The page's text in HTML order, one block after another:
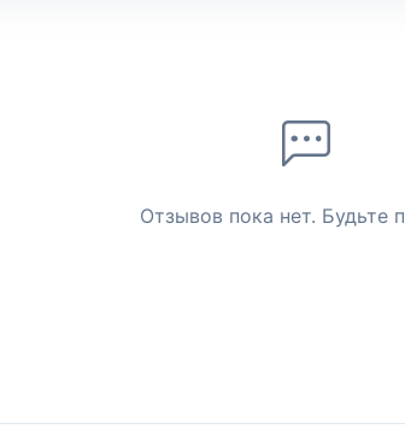
Отзывов пока нет. Будьте